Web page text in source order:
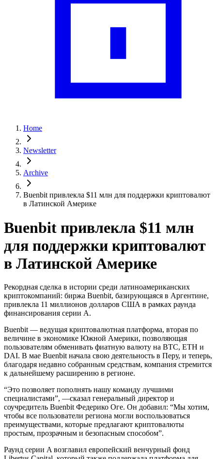
Home
Newsletter
Archive
Buenbit привлекла $11 млн для поддержки криптовалют
в Латинской Америке
Buenbit привлекла $11 млн
для поддержки криптовалют
в Латинской Америке
Рекордная сделка в истории среди латиноамериканских
криптокомпаний: биржа Buenbit, базирующаяся в Аргентине,
привлекла 11 миллионов долларов США в рамках раунда
финансирования серии А.
Buenbit — ведущая криптовалютная платформа, вторая по
величине в экономике Южной Америки, позволяющая
пользователям обменивать фиатную валюту на BTC, ETH и
DAI. В мае Buenbit начала свою деятельность в Перу, и теперь,
благодаря недавно собранным средствам, компания стремится
к дальнейшему расширению в регионе.
“Это позволяет пополнять нашу команду лучшими
специалистами”, —сказал генеральный директор и
соучредитель Buenbit Федерико Оге. Он добавил: “Мы хотим,
чтобы все пользователи региона могли воспользоваться
преимуществами, которые предлагают криптовалюты
простым, прозрачным и безопасным способом”.
Раунд серии A возглавил европейский венчурный фонд